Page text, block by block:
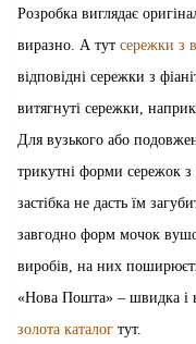
Розробка виглядає
виразно. А тут сережки з
відповідні сережки з
витягнуті сережки,
Для вузького або
трикутні форми сережок
застібка не дасть їм
завгодно форм мочок
виробів, на них
«Нова Пошта» – швидка і
золота каталог тут.